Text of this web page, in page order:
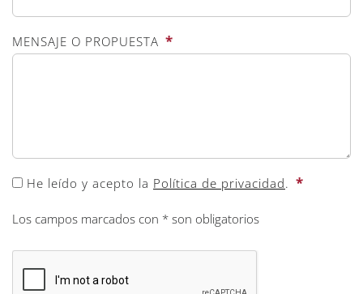
MENSAJE O PROPUESTA *
He leído y acepto la Política de privacidad. *
Los campos marcados con * son obligatorios